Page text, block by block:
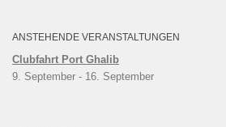
ANSTEHENDE VERANSTALTUNGEN
Clubfahrt Port Ghalib
9. September - 16. September